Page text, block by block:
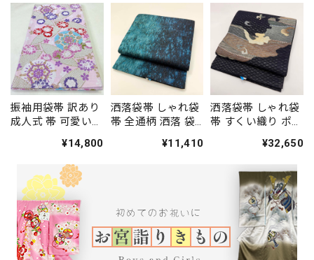
振袖用袋帯 訳あり
成人式 帯 可愛い
ル 礼装 振袖 正絹
結婚式 仕立て上が
り ピンク 444cm
2761
¥14,800
洒落袋帯 しゃれ袋
帯 全通柄 洒落 袋
色無地 紬 434cm
¥11,410
洒落袋帯 しゃれ袋
帯 すくい織り ポイ
紬 451cm 中古 正
¥32,650